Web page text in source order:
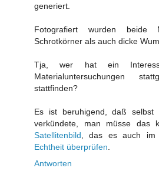
generiert.
Fotografiert wurden beide
Schrotkörner als auch dicke
Tja, wer hat ein
Materialuntersuchungen
stattfinden?
Es ist beruhigend, daß selbst
verkündete, man müsse das
Satellitenbild, das es auch im
Echtheit überprüfen.
Antworten